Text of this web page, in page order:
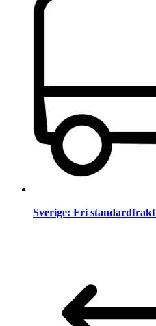
Sverige: Fri standardfrakt